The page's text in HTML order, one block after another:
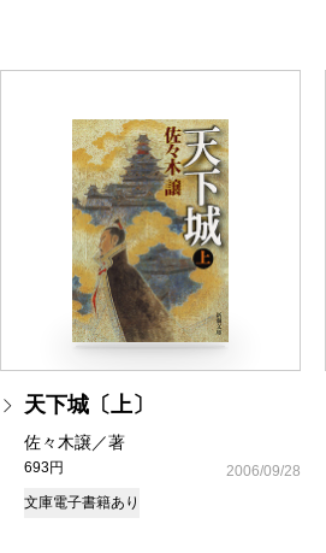
天下城〔上〕
佐々木譲／著
693円
2006/09/28
文庫電子書籍あり